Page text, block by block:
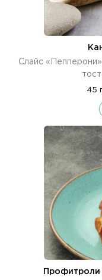
Слайс
45
Профитроли